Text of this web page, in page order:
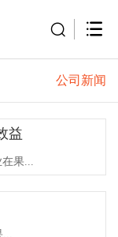
公司新闻
益
果...
...